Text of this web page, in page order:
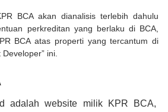
BCA akan dianalisis terlebih dahulu
perkreditan yang berlaku di BCA,
BCA atas properti yang tercantum di
ini.
adalah website milik KPR BCA,